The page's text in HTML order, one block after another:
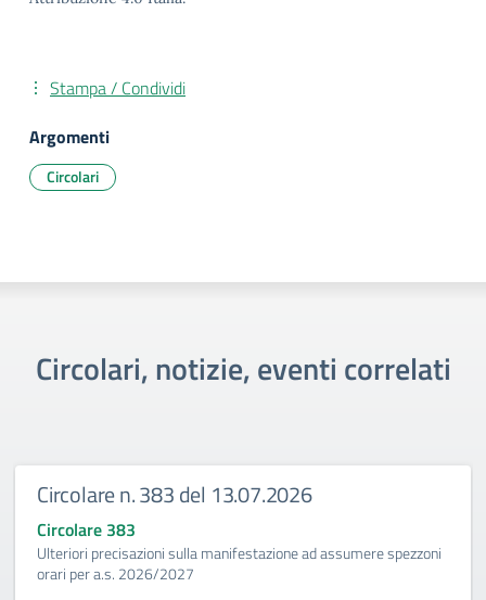
Stampa / Condividi
Argomenti
Circolari
Circolari, notizie, eventi correlati
Circolare n. 383 del 13.07.2026
Circolare 383
Ulteriori precisazioni sulla manifestazione ad assumere spezzoni
orari per a.s. 2026/2027